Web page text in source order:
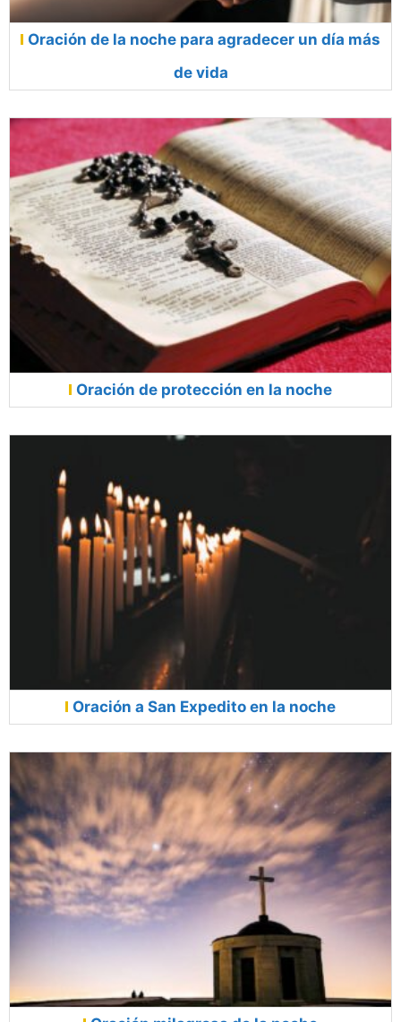
Oración de la noche para agradecer un día más
de vida
Oración de protección en la noche
Oración a San Expedito en la noche